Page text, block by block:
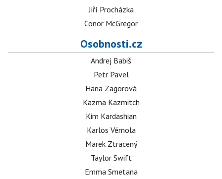
Jiří Procházka
Conor McGregor
Osobnosti.cz
Andrej Babiš
Petr Pavel
Hana Zagorová
Kazma Kazmitch
Kim Kardashian
Karlos Vémola
Marek Ztracený
Taylor Swift
Emma Smetana